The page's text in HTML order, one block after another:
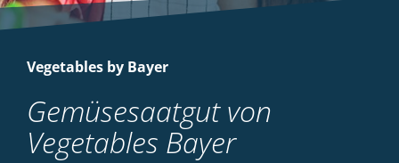
Vegetables by Bayer
Gemüsesaatgut von
Vegetables Bayer